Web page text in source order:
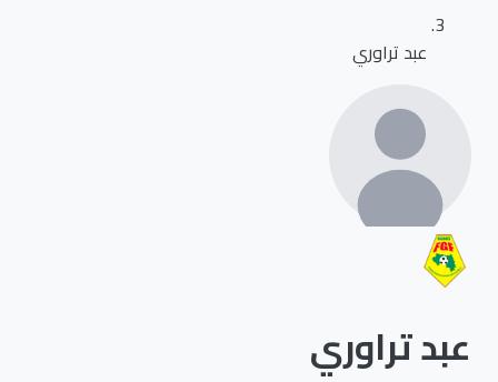
عبد تراوري
عبد تراوري